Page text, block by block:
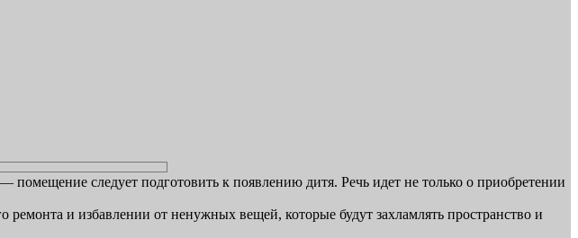
помещение следует подготовить к появлению дитя. Речь идет не только о приобретении
и избавлении от ненужных вещей, которые будут захламлять пространство и